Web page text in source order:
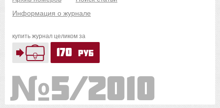
Информация о журнале
купить журнал целиком за
170 руб
5/2010